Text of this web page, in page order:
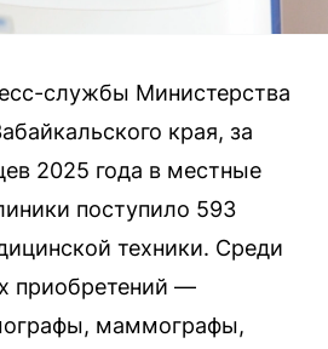
службы Министерства
края, за
2025 года в местные
поступило 593
техники. Среди
приобретений —
маммографы,